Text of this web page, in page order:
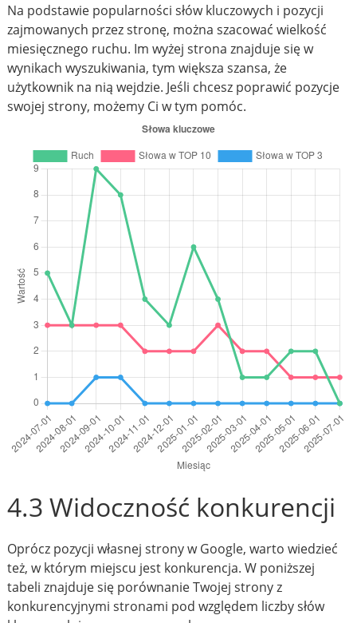
Na podstawie popularności słów kluczowych i pozycji
zajmowanych przez stronę, można szacować wielkość
miesięcznego ruchu. Im wyżej strona znajduje się w
wynikach wyszukiwania, tym większa szansa, że
użytkownik na nią wejdzie. Jeśli chcesz poprawić pozycje
swojej strony, możemy Ci w tym pomóc.
4.3 Widoczność konkurencji
Oprócz pozycji własnej strony w Google, warto wiedzieć
też, w którym miejscu jest konkurencja. W poniższej
tabeli znajduje się porównanie Twojej strony z
konkurencyjnymi stronami pod względem liczby słów